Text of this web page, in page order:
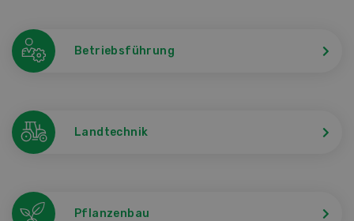
Betriebsführung
Landtechnik
Pflanzenbau